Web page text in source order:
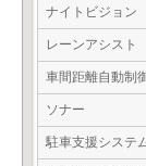
ナイトビジョン
レーンアシスト
車間距離自動制
ソナー
駐車支援システ